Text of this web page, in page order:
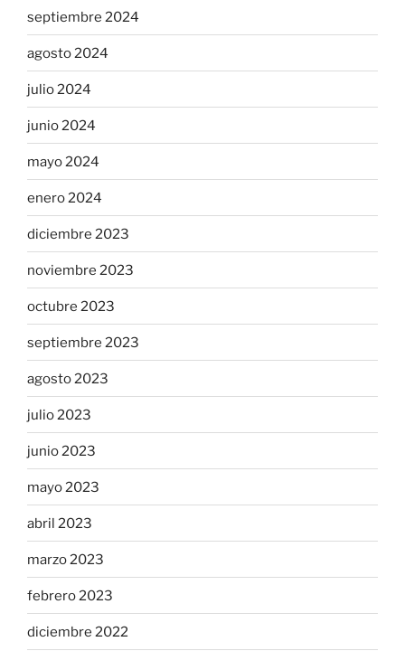
septiembre 2024
agosto 2024
julio 2024
junio 2024
mayo 2024
enero 2024
diciembre 2023
noviembre 2023
octubre 2023
septiembre 2023
agosto 2023
julio 2023
junio 2023
mayo 2023
abril 2023
marzo 2023
febrero 2023
diciembre 2022